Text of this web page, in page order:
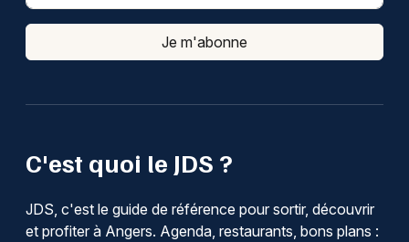
C'est quoi le JDS ?
JDS, c'est le guide de référence pour sortir, découvrir
et profiter à Angers. Agenda, restaurants, bons plans :
Je m'abonne